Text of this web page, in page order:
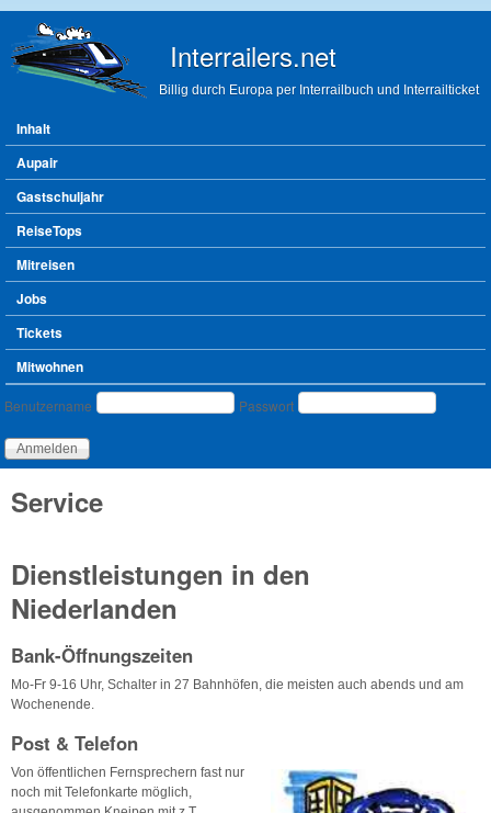
Interrailers.net
Billig durch Europa per Interrailbuch und Interrailticket
Hauptmenü
Inhalt
Aupair
Gastschuljahr
ReiseTops
Mitreisen
Jobs
Tickets
Mitwohnen
Benutzeranmeldung
Benutzername Passwort
Service
Dienstleistungen in den
Niederlanden
Bank-Öffnungszeiten
Mo-Fr 9-16 Uhr, Schalter in 27 Bahnhöfen, die meisten auch abends und am
Wochenende.
Post & Telefon
Von öffentlichen Fernsprechern fast nur
noch mit Telefonkarte möglich,